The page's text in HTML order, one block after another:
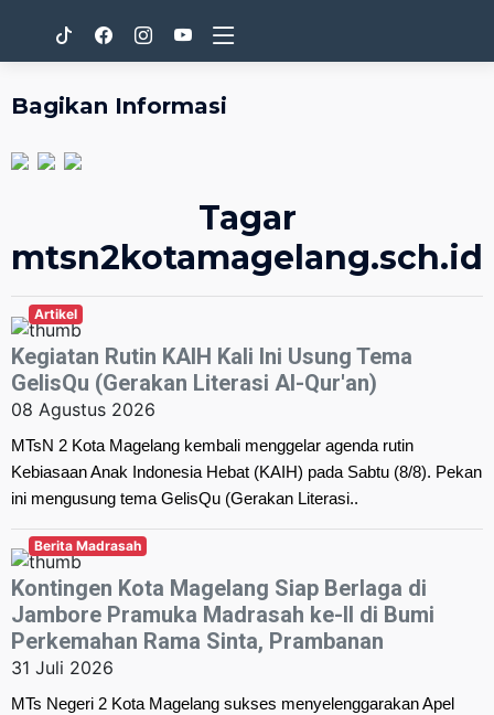
Bagikan Informasi
Tagar
mtsn2kotamagelang.sch.id
Artikel
Kegiatan Rutin KAIH Kali Ini Usung Tema
GelisQu (Gerakan Literasi Al-Qur'an)
08 Agustus 2026
MTsN 2 Kota Magelang kembali menggelar agenda rutin
Kebiasaan Anak Indonesia Hebat (KAIH) pada Sabtu (8/8). Pekan
ini mengusung tema GelisQu (Gerakan Literasi..
Berita Madrasah
Kontingen Kota Magelang Siap Berlaga di
Jambore Pramuka Madrasah ke-II di Bumi
Perkemahan Rama Sinta, Prambanan
31 Juli 2026
MTs Negeri 2 Kota Magelang sukses menyelenggarakan Apel